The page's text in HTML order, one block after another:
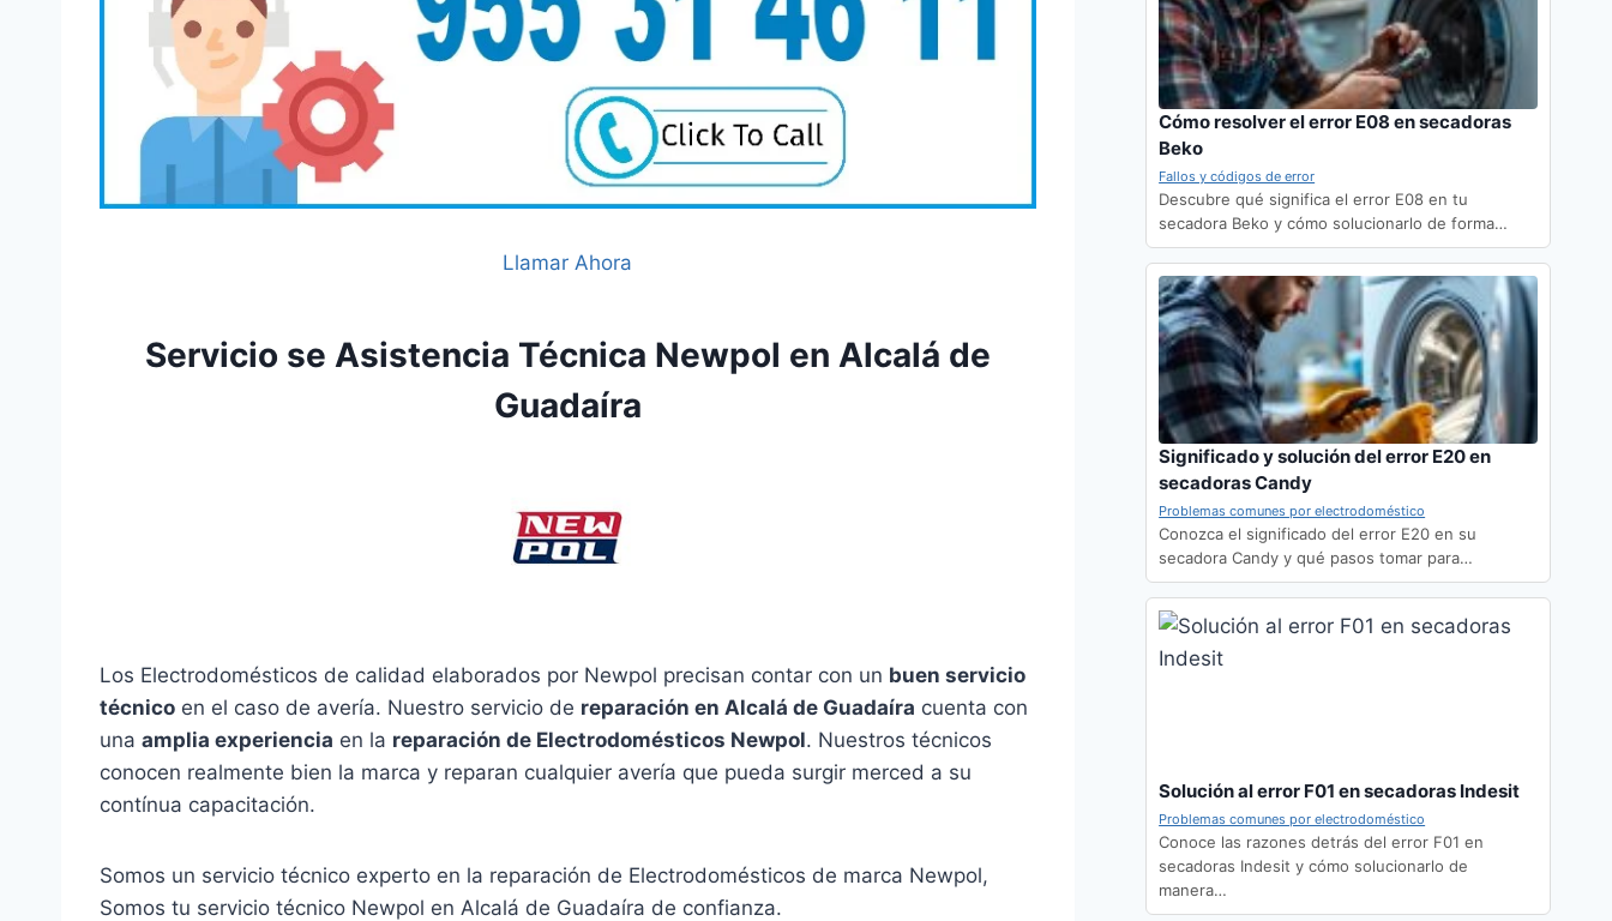
Llamar Ahora
Servicio se Asistencia Técnica Newpol en Alcalá de
Guadaíra
Los Electrodomésticos de calidad elaborados por Newpol precisan contar con un buen servicio
técnico en el caso de avería. Nuestro servicio de reparación en Alcalá de Guadaíra cuenta con
una amplia experiencia en la reparación de Electrodomésticos Newpol. Nuestros técnicos
conocen realmente bien la marca y reparan cualquier avería que pueda surgir merced a su
contínua capacitación.
Somos un servicio técnico experto en la reparación de Electrodomésticos de marca Newpol,
Somos tu servicio técnico Newpol en Alcalá de Guadaíra de confianza.
Cómo resolver el error E08 en secadoras
Beko
Fallos y códigos de error
Descubre qué significa el error E08 en tu
secadora Beko y cómo solucionarlo de forma…
Significado y solución del error E20 en
secadoras Candy
Problemas comunes por electrodoméstico
Conozca el significado del error E20 en su
secadora Candy y qué pasos tomar para…
Solución al error F01 en secadoras Indesit
Problemas comunes por electrodoméstico
Conoce las razones detrás del error F01 en
secadoras Indesit y cómo solucionarlo de
manera…